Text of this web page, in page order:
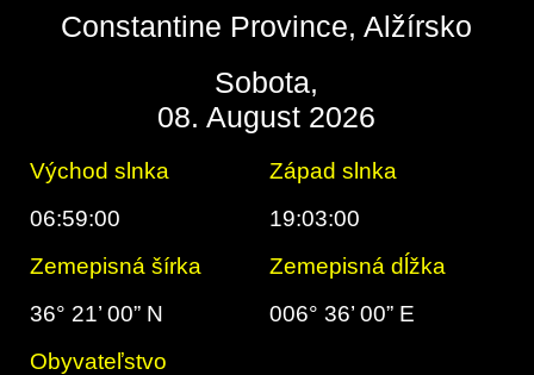
Constantine Province, Alžírsko
Sobota,
08. August 2026
Východ slnka
Západ slnka
06:59:00
19:03:00
Zemepisná šírka
Zemepisná dĺžka
36° 21’ 00” N
006° 36’ 00” E
Obyvateľstvo